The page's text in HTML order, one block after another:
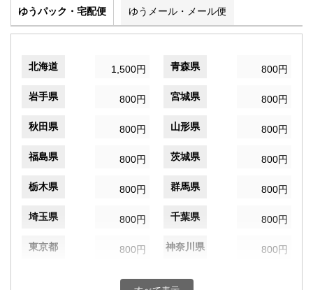
ゆうパック・宅配便 ゆうメール・メール便
北海道 1,500円 青森県 800円
岩手県 800円 宮城県 800円
秋田県 800円 山形県 800円
福島県 800円 茨城県 800円
栃木県 800円 群馬県 800円
埼玉県 800円 千葉県 800円
東京都 800円 神奈川県 800円
800円 富山県